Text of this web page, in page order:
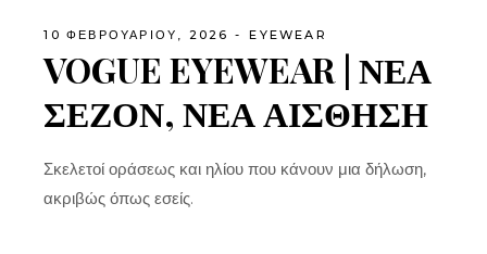
10 ΦΕΒΡΟΥΑΡΊΟΥ, 2026 EYEWEAR
VOGUE EYEWEAR | ΝΕΑ
ΣΕΖΟΝ, ΝΕΑ ΑΙΣΘΗΣΗ
Σκελετοί οράσεως και ηλίου που κάνουν μια δήλωση,
ακριβώς όπως εσείς.